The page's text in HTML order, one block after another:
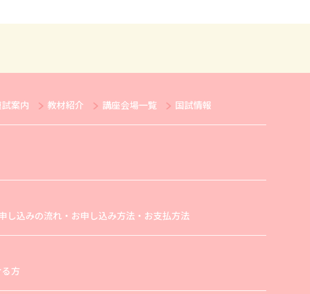
案内 教材紹介 講座会場一覧 国試情報
し込みの流れ・お申し込み方法・お支払方法
方